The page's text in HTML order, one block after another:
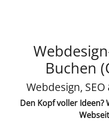
Buchen
Webdesign,
Den Kopf voller Ideen?